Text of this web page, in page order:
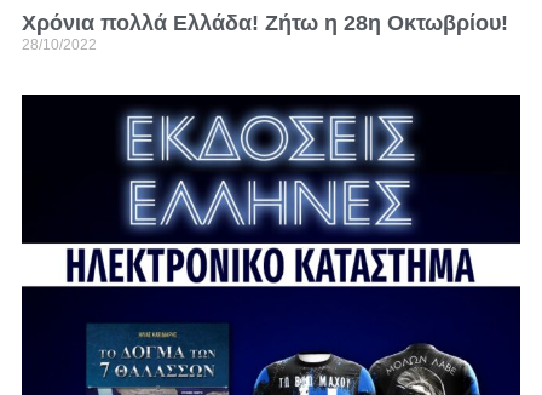
Χρόνια πολλά Ελλάδα! Ζήτω η 28η Οκτωβρίου!
28/10/2022